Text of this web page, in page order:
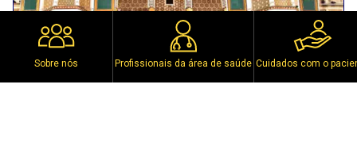
Sobre nós Profissionais da área de saúde Cuidados com o